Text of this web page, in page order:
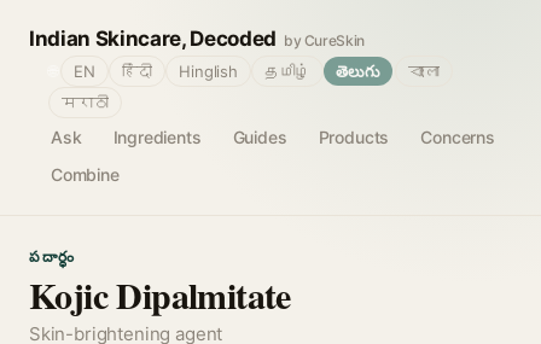
Indian Skincare, Decoded by CureSkin
Ask Ingredients Guides Products
Concerns
Combine
EN हिंदी Hinglish தமிழ் తెలుగు
বাংলা
मराठी
పదార్థం
Kojic Dipalmitate
Skin-brightening agent